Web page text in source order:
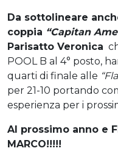
Da sottolineare
coppia “Capitan
Parisatto Veronica
POOL B al 4° posto,
quarti di finale alle
per 21-10 portando
esperienza per i
Al prossimo anno e
MARCO!!!!!